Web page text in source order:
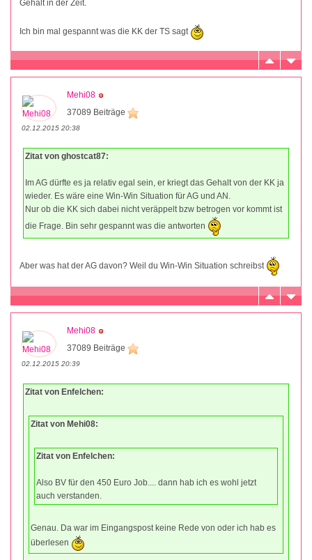
Gehalt in der Zeit.
Ich bin mal gespannt was die KK der TS sagt
Mehi08
37089 Beiträge
02.12.2015 20:38
Zitat von ghostcat87:
Im AG dürfte es ja relativ egal sein, er kriegt das Gehalt von der KK ja
wieder. Es wäre eine Win-Win Situation für AG und AN.
Nur ob die KK sich dabei nicht veräppelt bzw betrogen vor kommt ist
die Frage. Bin sehr gespannt was die antworten
Aber was hat der AG davon? Weil du Win-Win Situation schreibst
Mehi08
37089 Beiträge
02.12.2015 20:39
Zitat von Enfelchen:
Zitat von Mehi08:
Zitat von Enfelchen:
Also BV für den 450 Euro Job.... dann hab ich es wohl jetzt
auch verstanden.
Genau. Da war im Eingangspost keine Rede von oder ich hab es
überlesen